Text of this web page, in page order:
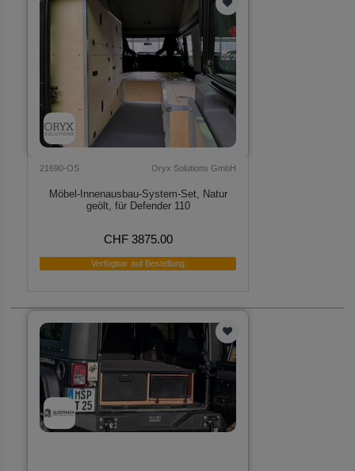
21690-OS Oryx Solutions GmbH
Möbel-Innenausbau-System-Set, Natur
geölt, für Defender 110
CHF 3875.00
Verfügbar auf Bestellung